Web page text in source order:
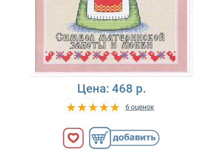
Цена: 468 р.
6 оценок